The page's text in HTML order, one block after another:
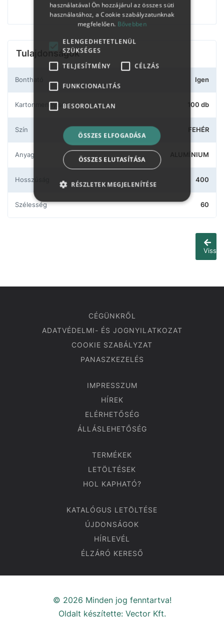
Tulajdonságok
Bontható Igen
Kartonmennyiség 100 db
Szín FEHÉR
Anyag ALUMÍNIUM
Hosszúság 400
Szélesség 60
Vissza
CÉGÜNKRŐL
ADATVÉDELMI- ÉS JOGNYILATKOZAT
COOKIE SZABÁLYZAT
PANASZKEZELÉS
IMPRESSZUM
HÍREK
ELÉRHETŐSÉG
ÁLLÁSLEHETŐSÉG
TERMÉKEK
LETÖLTÉSEK
HOL KAPHATÓ?
KATALÓGUS LETÖLTÉSE
ÚJDONSÁGOK
HÍRLEVÉL
ÉLZÁRÓ KERESŐ
© 2026 Minden jog fenntartva!
Oldalt készítette: Vector Kft.
használatával Ön hozzájárul az összes süti
használatához, a Cookie szabályzatunknak
megfelelően. Bővebben
ELENGEDHETETLENÜL
SZÜKSÉGES
TELJESÍTMÉNY
CÉLZÁS
FUNKCIONALITÁS
BESOROLATLAN
ÖSSZES ELFOGADÁSA
ÖSSZES ELUTASÍTÁSA
RÉSZLETEK MEGJELENÍTÉSE